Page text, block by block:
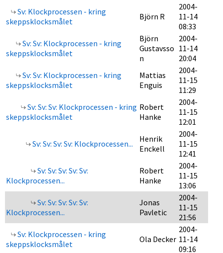
Sv: Klockprocessen - kring
skeppsklocksmålet
Björn R
2004-
11-14
08:33
Sv: Sv: Klockprocessen - kring
skeppsklocksmålet
Björn
Gustavsso
n
2004-
11-14
20:04
Sv: Sv: Klockprocessen - kring
skeppsklocksmålet
Mattias
Enguis
2004-
11-15
11:29
Sv: Sv: Sv: Klockprocessen - kring
skeppsklocksmålet
Robert
Hanke
2004-
11-15
12:01
Sv: Sv: Sv: Sv: Klockprocessen...
Henrik
Enckell
2004-
11-15
12:41
Sv: Sv: Sv: Sv: Sv:
Klockprocessen...
Robert
Hanke
2004-
11-15
13:06
Sv: Sv: Sv: Sv: Sv:
Klockprocessen...
Jonas
Pavletic
2004-
11-15
21:56
Sv: Klockprocessen - kring
skeppsklocksmålet
Ola Decker
2004-
11-14
09:16